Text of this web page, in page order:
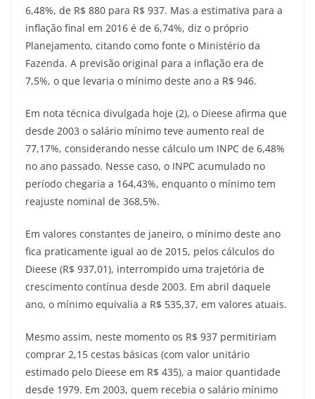
6,48%, de R$ 880 para R$ 937. Mas a estimativa para a
inflação final em 2016 é de 6,74%, diz o próprio
Planejamento, citando como fonte o Ministério da
Fazenda. A previsão original para a inflação era de
7,5%, o que levaria o mínimo deste ano a R$ 946.
Em nota técnica divulgada hoje (2), o Dieese afirma que
desde 2003 o salário mínimo teve aumento real de
77,17%, considerando nesse cálculo um INPC de 6,48%
no ano passado. Nesse caso, o INPC acumulado no
período chegaria a 164,43%, enquanto o mínimo tem
reajuste nominal de 368,5%.
Em valores constantes de janeiro, o mínimo deste ano
fica praticamente igual ao de 2015, pelos cálculos do
Dieese (R$ 937,01), interrompido uma trajetória de
crescimento contínua desde 2003. Em abril daquele
ano, o mínimo equivalia a R$ 535,37, em valores atuais.
Mesmo assim, neste momento os R$ 937 permitiriam
comprar 2,15 cestas básicas (com valor unitário
estimado pelo Dieese em R$ 435), a maior quantidade
desde 1979. Em 2003, quem recebia o salário mínimo